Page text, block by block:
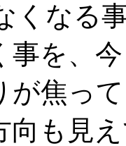
くなる
事を、
が焦っ
向も見